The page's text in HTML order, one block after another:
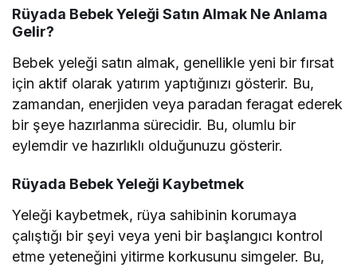
Rüyada Bebek Yeleği Satın Almak Ne Anlama
Gelir?
Bebek yeleği satın almak, genellikle yeni bir fırsat
için aktif olarak yatırım yaptığınızı gösterir. Bu,
zamandan, enerjiden veya paradan feragat ederek
bir şeye hazırlanma sürecidir. Bu, olumlu bir
eylemdir ve hazırlıklı olduğunuzu gösterir.
Rüyada Bebek Yeleği Kaybetmek
Yeleği kaybetmek, rüya sahibinin korumaya
çalıştığı bir şeyi veya yeni bir başlangıcı kontrol
etme yeteneğini yitirme korkusunu simgeler. Bu,